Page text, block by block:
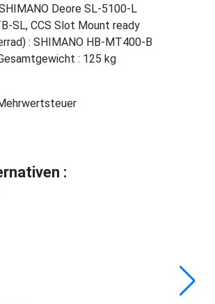
Deore SL-5100-L
SL, CCS Slot Mount ready
: SHIMANO HB-MT400-B
: 125 kg
:
759,20 €